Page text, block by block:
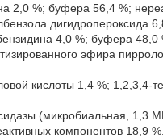
2,0 %; буфера 56,4 %;
дигидропероксида
4,0 %; буфера 48,0
эфира
кислоты 1,4 %; 1,2,3,4-
(микробиальная, 1,3
компонентов 18,9 %.